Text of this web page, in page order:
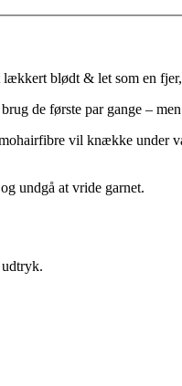
blødt & let som en
de første par gange – men
vil knække under
undgå at vride garnet.